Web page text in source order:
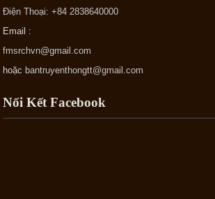
Điện Thoại: +84 2838640000
Email :
fmsrchvn@gmail.com
hoặc bantruyenthongtt@gmail.com
Nối Kết Facebook